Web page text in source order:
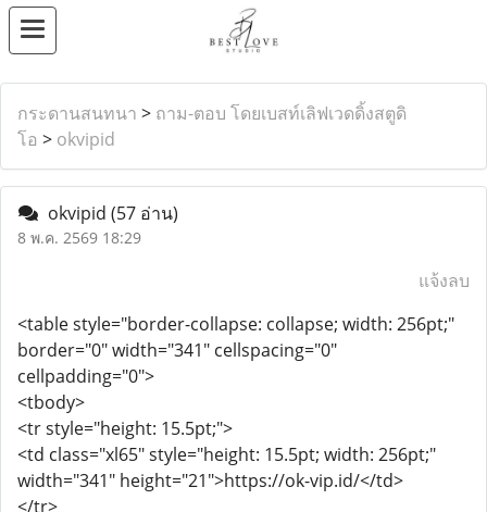
กระดานสนทนา > ถาม-ตอบ โดยเบสท์เลิฟเวดดิ้งสตูดิ
โอ > okvipid
okvipid (57 อ่าน)
8 พ.ค. 2569 18:29
แจ้งลบ
<table style="border-collapse: collapse; width: 256pt;"
border="0" width="341" cellspacing="0"
cellpadding="0">
<tbody>
<tr style="height: 15.5pt;">
<td class="xl65" style="height: 15.5pt; width: 256pt;"
width="341" height="21">https://ok-vip.id/</td>
</tr>